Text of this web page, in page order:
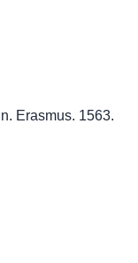
Erasmus. 1563.